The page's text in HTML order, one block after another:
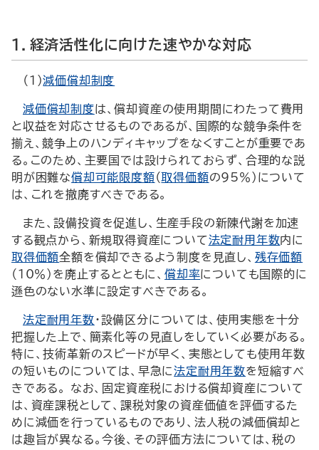
1．経済活性化に向けた速やかな対応
（1）減価償却制度
減価償却制度は、償却資産の使用期間にわたって費用
と収益を対応させるものであるが、国際的な競争条件を
揃え、競争上のハンディキャップをなくすことが重要であ
る。このため、主要国では設けられておらず、合理的な説
明が困難な償却可能限度額 （ 取得価額の95％）について
は、これを撤廃すべきである。
また、設備投資を促進し、生産手段の新陳代謝を加速
する観点から、新規取得資産について法定耐用年数内に
取得価額全額を償却できるよう制度を見直し、 残存価額
（10％）を廃止するとともに、 償却率についても国際的に
遜色のない水準に設定すべきである。
法定耐用年数・設備区分については、使用実態を十分
把握した上で、簡素化等の見直しをしていく必要がある。
特に、技術革新のスピードが早く、実態としても使用年数
の短いものについては、早急に法定耐用年数を短縮すべ
きである。 なお、固定資産税における償却資産について
は、資産課税として、課税対象の資産価値を評価するた
めに減価を行っているものであり、法人税の減価償却と
は趣旨が異なる。今後、その評価方法については、税の